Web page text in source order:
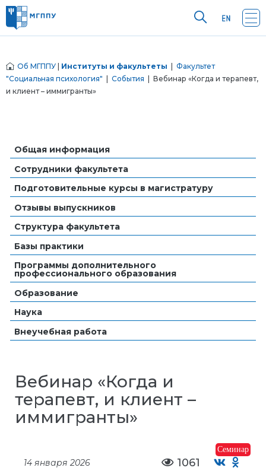
Об МГППУ Институты и факультеты
Факультет
"Социальная психология"
События | Вебинар «Когда и терапевт,
и клиент – иммигранты»
Общая информация
Сотрудники факультета
Подготовительные курсы в магистратуру
Отзывы выпускников
Структура факультета
Базы практики
Программы дополнительного
профессионального образования
Образование
Наука
Внеучебная работа
Вебинар «Когда и
терапевт, и клиент –
иммигранты»
Семинар
14 января 2026 1061